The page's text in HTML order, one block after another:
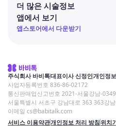
더 많은 시술정보
앱에서 보기
앱스토어에서 다운받기
주식회사 바비톡대표이사 신정인개인정
사업자등록번호 836-86-02172
통신판매업신고번호 2021-서울강남-
서울특별시 서초구 강남대로 363 363강
이메일 cs@babitalk.com
서비스 이용약관개인정보 처리 방침위치